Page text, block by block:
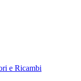
e Ricambi